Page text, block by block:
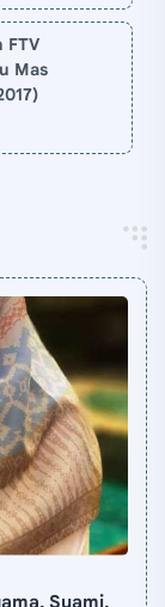
FTV
Mas
Suami,